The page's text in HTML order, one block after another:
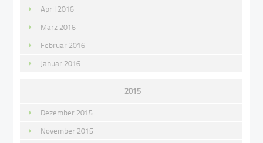
April 2016
März 2016
Februar 2016
Januar 2016
2015
Dezember 2015
November 2015